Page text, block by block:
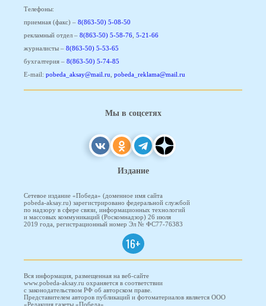
Телефоны:
приемная (факс) – 8(863-50) 5-08-50
рекламный отдел – 8(863-50) 5-58-76 5-21-66
журналисты – 8(863-50) 5-53-65
бухгалтерия – 8(863-50) 5-74-85
E-mail: pobeda_aksay@mail.ru pobeda_reklama@mail.ru
Мы в соцсетях
Издание
Сетевое издание «Победа» (доменное имя сайта
pobeda-aksay.ru) зарегистрировано федеральной службой
по надзору в сфере связи, информационных технологий
и массовых коммуникаций (Роскомнадзор) 26 июля
2019 года, регистрационный номер Эл № ФС77-76383
16+
Вся информация, размещенная на веб-сайте
www.pobeda-aksay.ru охраняется в соответствии
с законодательством РФ об авторском праве.
Представителем авторов публикаций и фотоматериалов является ООО
«Редакция газеты «Победа».